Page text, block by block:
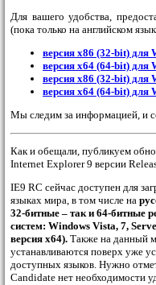
Для вашего удобства,
(пока только на английском
версия x86 (32-bit) для
версия x64 (64-bit) для
версия x86 (32-bit) для
версия x64 (64-bit) для
Мы следим за информацией, и
Как и обещали, публикуем
Internet Explorer 9 версии
IE9 RC сейчас доступен для
языках мира, в том числе на
32-битные – так и 64-битные
систем: Windows Vista, 7,
версия х64). Также на данный
устанавливаются поверх уже
доступных языков. Нужно
Candidate нет необходимости